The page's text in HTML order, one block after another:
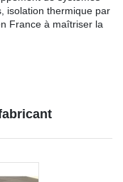
isolation thermique par
France à maîtriser la